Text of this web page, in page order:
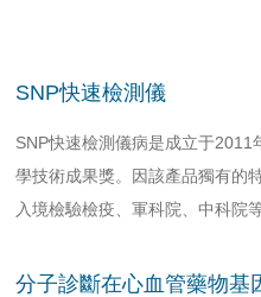
SNP快速檢測儀
SNP快速檢測儀病是成立于
學技術成果獎。因該產品獨有的
入境檢驗檢疫、軍科院、中科院
分子診斷在心血管藥物